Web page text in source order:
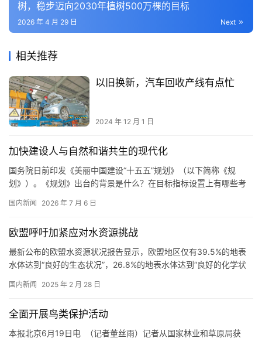
树，稳步迈向2030年植树500万棵的目标
Next
2026 年 4 月 29 日
相关推荐
以旧换新，汽车回收产线有点忙
2024 年 12 月 1 日
加快建设人与自然和谐共生的现代化
国务院日前印发《美丽中国建设“十五五”规划》（以下简称《规
划》）。《规划》出台的背景是什么？在目标指标设置上有哪些考
环境质量整体提升 生态环境部负责人介绍，“十五五”时期是美丽中
制定《规划》，有利于凝聚全社会力量，加快建设人与自然和谐共
生的现…
国内新闻 2026 年 7 月 6 日
欧盟呼吁加紧应对水资源挑战
最新公布的欧盟水资源状况报告显示，欧盟地区仅有39.5%的地表
水体达到“良好的生态状况”，26.8%的地表水体达到“良好的化学状
污染的主要原因。欧盟环境、水资源恢复力和竞争性循环经济专员
发展都至关重要，欧洲必须加大力度提高水资源恢复力，应对…
国内新闻 2025 年 2 月 28 日
全面开展鸟类保护活动
本报北京6月19日电 （记者董丝雨）记者从国家林业和草原局获